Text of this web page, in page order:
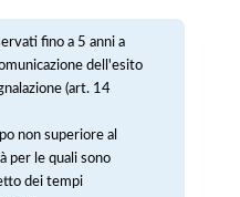
fino a 5 anni a
dell'esito
(art. 14
non superiore al
per le quali sono
dei tempi